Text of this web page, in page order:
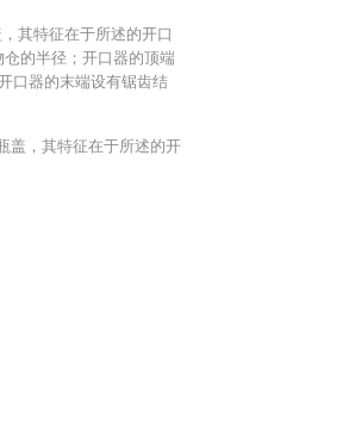
其特征在于所述的开口
的半径；开口器的顶端
口器的末端设有锯齿结
盖，其特征在于所述的开